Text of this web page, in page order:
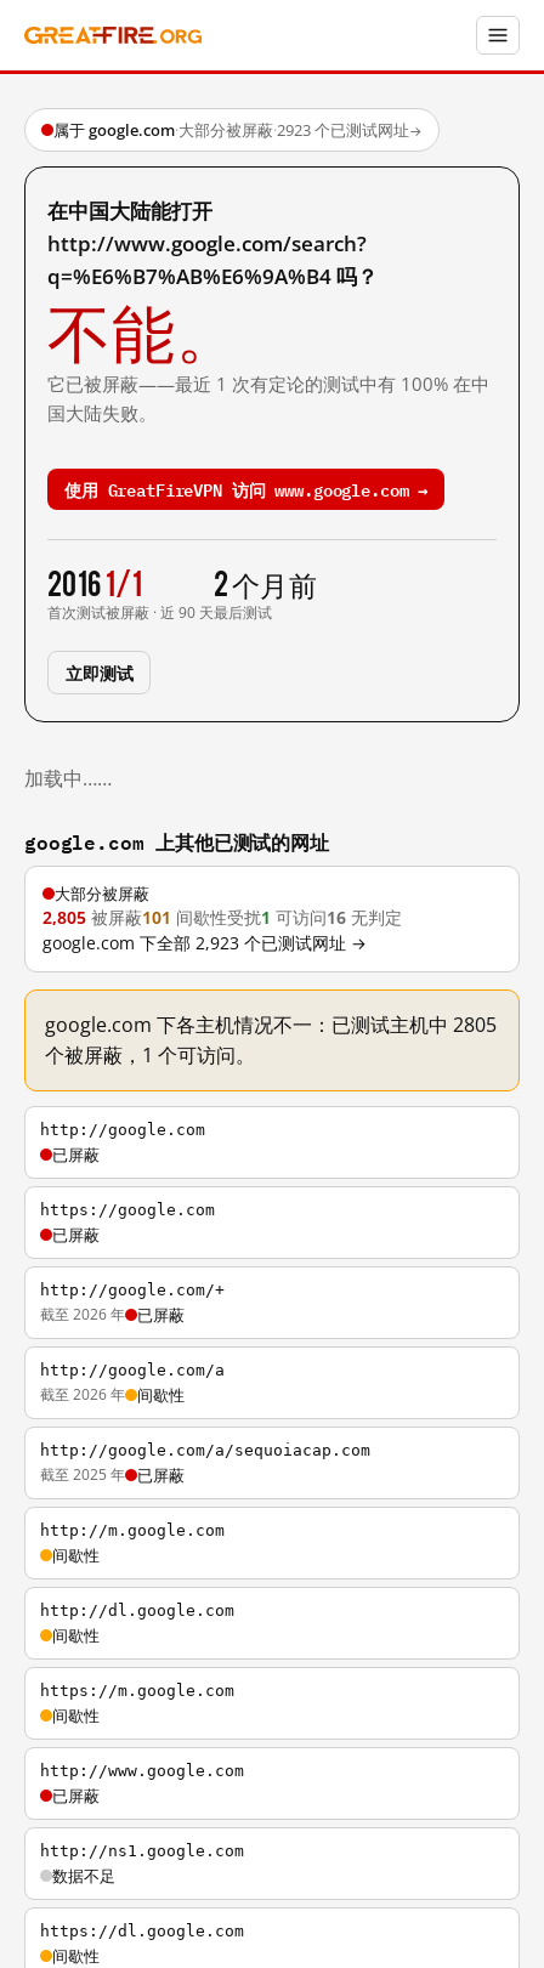
属于 google.com·大部分被屏蔽·2923 个已测试网址→
在中国大陆能打开
http://www.google.com/search?
q=%E6%B7%AB%E6%9A%B4 吗？
不能。
它已被屏蔽——最近 1 次有定论的测试中有 100% 在中
国大陆失败。
使用 GreatFireVPN 访问 www.google.com →
2016
首次测试
1/1
被屏蔽 · 近 90 天
2 个月前
最后测试
立即测试
加载中……
google.com 上其他已测试的网址
大部分被屏蔽
2,805 被屏蔽101 间歇性受扰1 可访问16 无判定
google.com 下全部 2,923 个已测试网址 →
google.com 下各主机情况不一：已测试主机中 2805
个被屏蔽，1 个可访问。
http://google.com
已屏蔽
https://google.com
已屏蔽
http://google.com/+
截至 2026 年 已屏蔽
http://google.com/a
截至 2026 年 间歇性
http://google.com/a/sequoiacap.com
截至 2025 年 已屏蔽
http://m.google.com
间歇性
http://dl.google.com
间歇性
https://m.google.com
间歇性
http://www.google.com
已屏蔽
http://ns1.google.com
数据不足
https://dl.google.com
间歇性